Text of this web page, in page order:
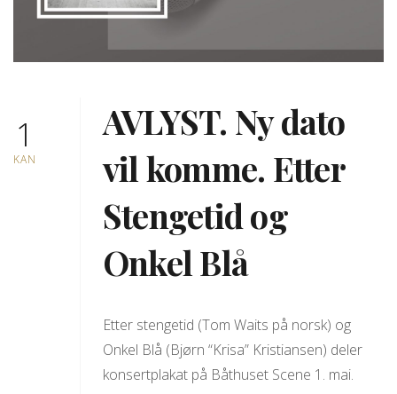
1
KAN
AVLYST. Ny dato
vil komme. Etter
Stengetid og
Onkel Blå
Etter stengetid (Tom Waits på norsk) og
Onkel Blå (Bjørn “Krisa” Kristiansen) deler
konsertplakat på Båthuset Scene 1. mai.